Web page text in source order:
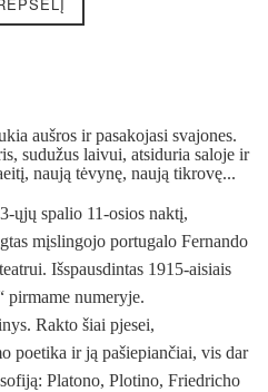
aušros ir pasakojasi svajones.
sudužus laivui, atsiduria saloje ir
naują tėvynę, naują tikrovę...
ųjų spalio 11-osios naktį,
mįslingojo portugalo Fernando
Išspausdintas 1915-aisiais
pirmame numeryje.
Rakto šiai pjesei,
poetika ir ją pašiepiančiai, vis dar
Platono, Plotino, Friedricho